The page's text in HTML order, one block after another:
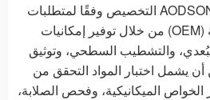
أو وصلات التجميع. تدعم AODSON التخصيص وفقًا لمتطلبات
الشركات المصنعة الأصلية (OEM) من خلال توفير إمكانيات
والتشطيب السطحي، وتوثيق
يشمل اختبار المواد التحقق من
الخواص الميكانيكية، وفحص الصلابة،